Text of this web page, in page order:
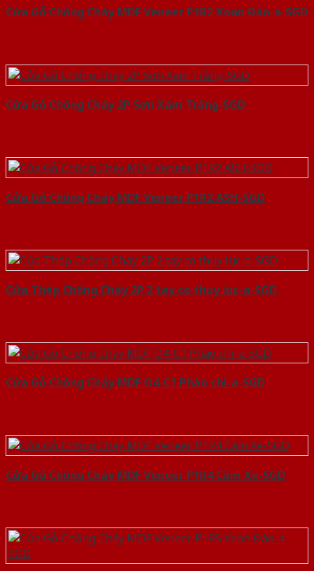
Cửa Gỗ Chống Cháy MDF Veneer P1R2 Xoan Đào-a-SGD
Cửa Gỗ Chống Cháy 2P Sơn Xám Trắng-SGD
Cửa Gỗ Chống Cháy MDF Veneer P1R2 ASH-SGD
Cửa Thép Chống Cháy 2P 2 tay co thuy luc-a-SGD
Cửa Gỗ Chống Cháy MDF O4-C1 Phào chi-a-SGD
Cửa Gỗ Chống Cháy MDF Veneer P1R4 Căm Xe-SGD